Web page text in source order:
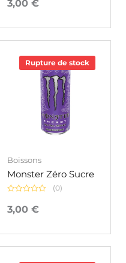
sur
3,00 €
Rupture de stock
Boissons
Monster Zéro Sucre
0
sur
(0)
3,00 €